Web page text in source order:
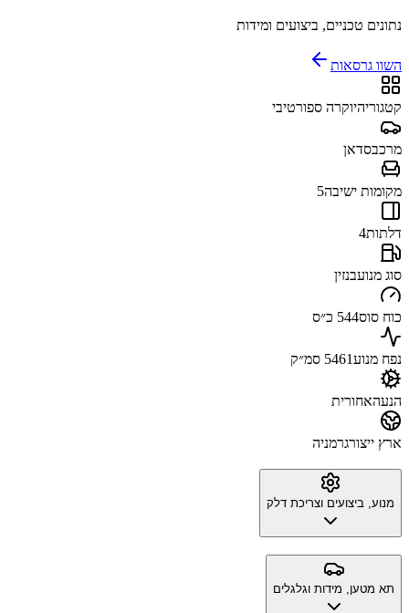
נתונים טכניים, ביצועים ומידות
השוו גרסאות
קטגוריהיוקרה ספורטיבי
מרכבסדאן
מקומות ישיבה5
דלתות4
סוג מנועבנזין
כוח סוס544 כ״ס
נפח מנוע5461 סמ״ק
הנעהאחורית
ארץ ייצורגרמניה
מנוע, ביצועים וצריכת דלק
תא מטען, מידות וגלגלים